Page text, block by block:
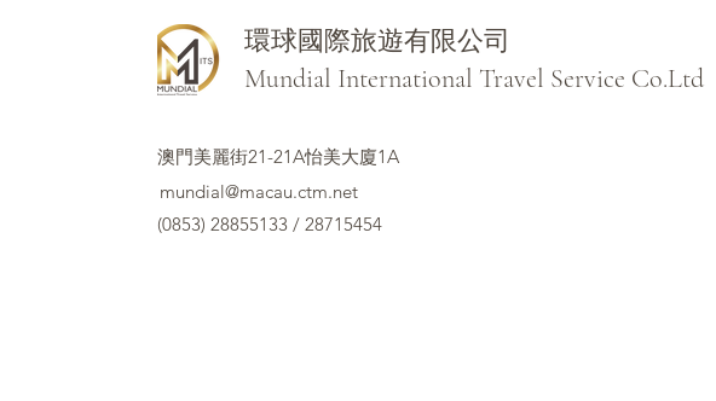
環球國際旅遊有限公司
Mundial International Travel Service Co.Ltd
澳門美麗街21-21A怡美大廈1A
mundial@macau.ctm.net
(0853) 28855133 / 28715454